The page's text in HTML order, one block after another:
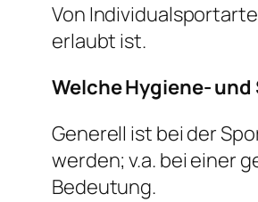
Von
erlaubt ist.
Welche Hygiene-
Generell ist bei der
werden; v.a. bei einer
Bedeutung.